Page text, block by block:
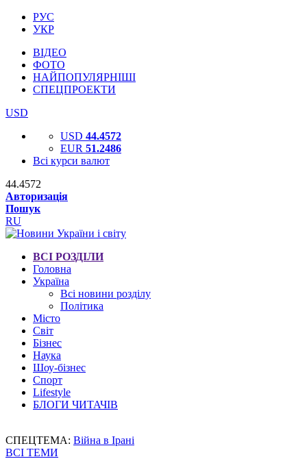
РУС
УКР
ВІДЕО
ФОТО
НАЙПОПУЛЯРНІШІ
СПЕЦПРОЕКТИ
USD
USD 44.4572
EUR 51.2486
Всі курси валют
44.4572
Авторизація
Пошук
RU
ВСІ РОЗДІЛИ
Головна
Україна
Всі новини розділу
Політика
Місто
Світ
Бізнес
Наука
Шоу-бізнес
Спорт
Lifestyle
БЛОГИ ЧИТАЧІВ
СПЕЦТЕМА: Війна в Ірані
ВСІ ТЕМИ